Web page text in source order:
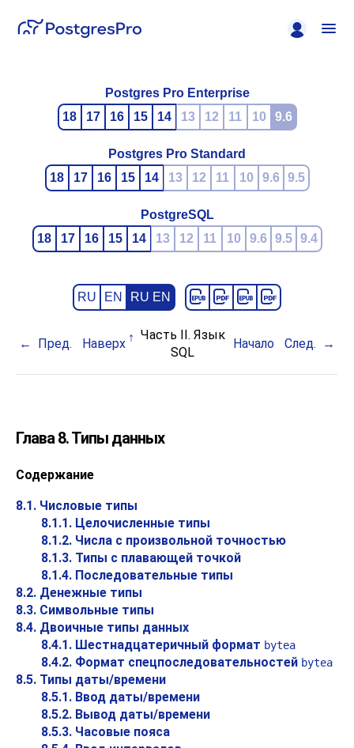
Postgres Pro Enterprise
18
17 16 15 14 13 12 11 10 9.6
Postgres Pro Standard
18
17 16 15 14 13 12 11 10 9.6 9.5
PostgreSQL
18
17 16 15 14 13 12 11 10 9.6 9.5 9.4
RU EN RU EN
Пред. Наверх
Часть II. Язык
SQL
Начало След.
Глава 8. Типы данных
Содержание
8.1. Числовые типы
8.1.1. Целочисленные типы
8.1.2. Числа с произвольной точностью
8.1.3. Типы с плавающей точкой
8.1.4. Последовательные типы
8.2. Денежные типы
8.3. Символьные типы
8.4. Двоичные типы данных
8.4.1. Шестнадцатеричный формат bytea
8.4.2. Формат спецпоследовательностей bytea
8.5. Типы даты/времени
8.5.1. Ввод даты/времени
8.5.2. Вывод даты/времени
8.5.3. Часовые пояса